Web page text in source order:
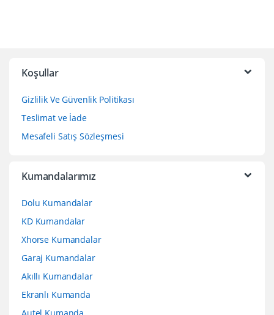
Koşullar
Gizlilik Ve Güvenlik Politikası
Teslimat ve İade
Mesafeli Satış Sözleşmesi
Kumandalarımız
Dolu Kumandalar
KD Kumandalar
Xhorse Kumandalar
Garaj Kumandalar
Akıllı Kumandalar
Ekranlı Kumanda